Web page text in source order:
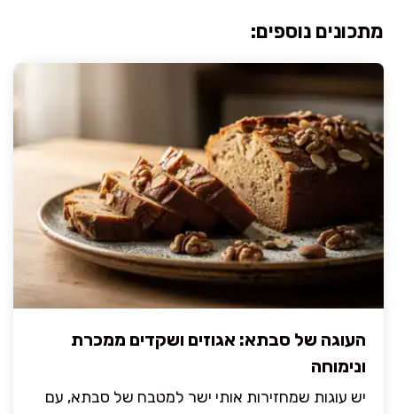
מתכונים נוספים:
העוגה של סבתא: אגוזים ושקדים ממכרת
ונימוחה
יש עוגות שמחזירות אותי ישר למטבח של סבתא, עם